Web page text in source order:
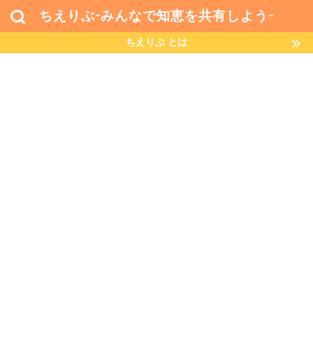
ちえりぶ-みんなで知恵を共有しよう-
ちえりぶ とは